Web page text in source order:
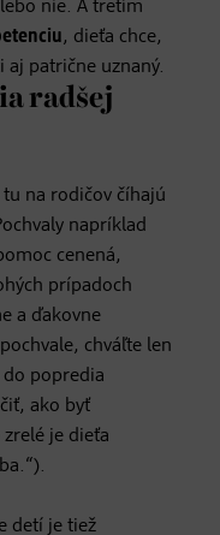
nie. A tretím
, dieťa chce,
patrične uznaný.
radšej
na rodičov číhajú
napríklad
cenená,
prípadoch
a ďakovne
chváľte len
popredia
ako byť
je dieťa
detí je tiež